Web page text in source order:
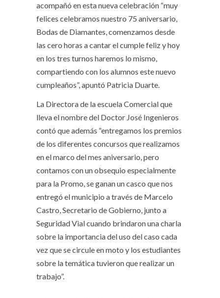
acompañó en esta nueva celebración “muy
felices celebramos nuestro 75 aniversario,
Bodas de Diamantes, comenzamos desde
las cero horas a cantar el cumple feliz y hoy
en los tres turnos haremos lo mismo,
compartiendo con los alumnos este nuevo
cumpleaños”, apuntó Patricia Duarte.
La Directora de la escuela Comercial que
lleva el nombre del Doctor José Ingenieros
contó que además “entregamos los premios
de los diferentes concursos que realizamos
en el marco del mes aniversario, pero
contamos con un obsequio especialmente
para la Promo, se ganan un casco que nos
entregó el municipio a través de Marcelo
Castro, Secretario de Gobierno, junto a
Seguridad Vial cuando brindaron una charla
sobre la importancia del uso del caso cada
vez que se circule en moto y los estudiantes
sobre la temática tuvieron que realizar un
trabajo”.